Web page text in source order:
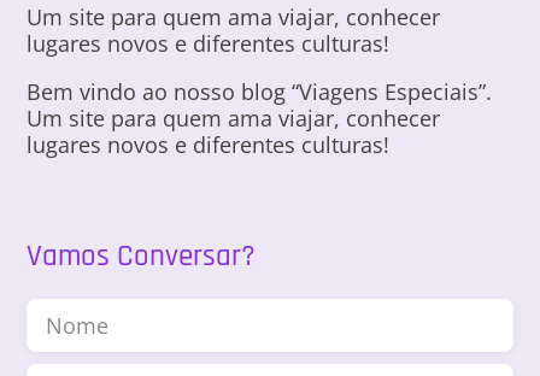
Um site para quem ama viajar, conhecer
lugares novos e diferentes culturas!
Bem vindo ao nosso blog “Viagens Especiais”.
Um site para quem ama viajar, conhecer
lugares novos e diferentes culturas!
Vamos Conversar?